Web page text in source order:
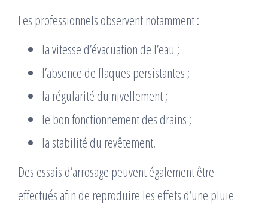
Les professionnels observent notamment :
la vitesse d’évacuation de l’eau ;
l’absence de flaques persistantes ;
la régularité du nivellement ;
le bon fonctionnement des drains ;
la stabilité du revêtement.
Des essais d’arrosage peuvent également être
effectués afin de reproduire les effets d’une pluie